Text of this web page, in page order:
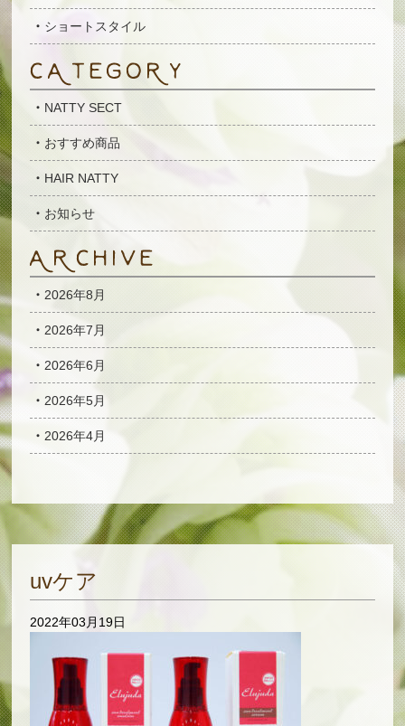
ショートスタイル
NATTY SECT
おすすめ商品
HAIR NATTY
お知らせ
2026年8月
2026年7月
2026年6月
2026年5月
2026年4月
uvケア
2022年03月19日